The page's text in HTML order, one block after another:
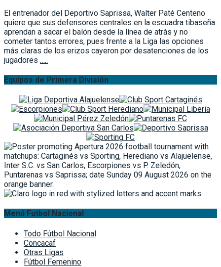
El entrenador del Deportivo Saprissa, Walter Paté Centeno
quiere que sus defensores centrales en la escuadra tibaseña
aprendan a sacar el balón desde la línea de atrás y no
cometer tantos errores, pues frente a la Liga las opciones
más claras de los erizos cayeron por desatenciones de los
jugadores …..
Equipos de Primera División
Menú Futbol Nacional
Todo Fútbol Nacional
Concacaf
Otras Ligas
Fútbol Femenino